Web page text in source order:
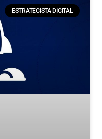
ESTRATEGISTA DIGITAL